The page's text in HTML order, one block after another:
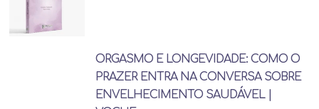
ORGASMO E LONGEVIDADE: COMO O
PRAZER ENTRA NA CONVERSA SOBRE
ENVELHECIMENTO SAUDÁVEL |